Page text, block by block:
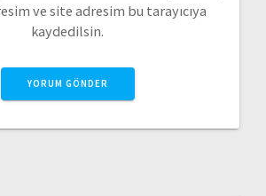
ve site adresim bu tarayıcıya
kaydedilsin.